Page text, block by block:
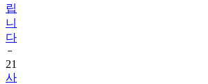
립
니
다
21
사